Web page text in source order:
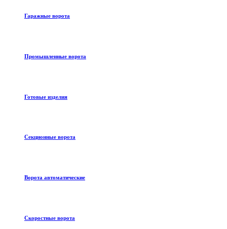
Гаражные ворота
Промышленные ворота
Готовые изделия
Секционные ворота
Ворота автоматические
Скоростные ворота